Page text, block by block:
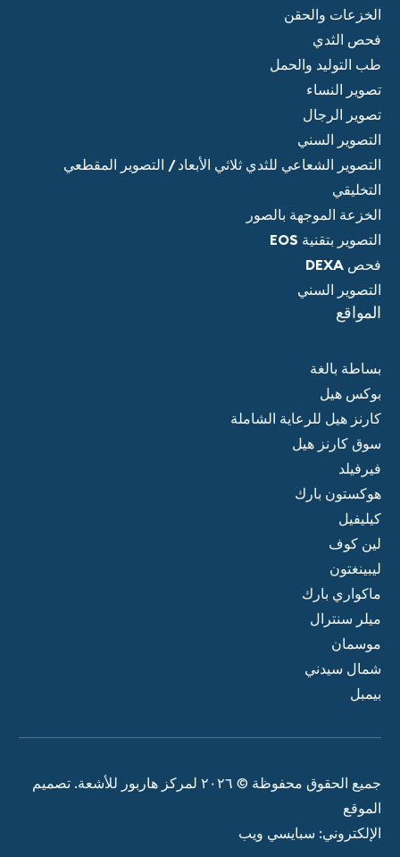
الخزعات والحقن
فحص الثدي
طب التوليد والحمل
تصوير النساء
تصوير الرجال
التصوير السني
التصوير الشعاعي للثدي ثلاثي الأبعاد / التصوير المقطعي
التخليقي
الخزعة الموجهة بالصور
التصوير بتقنية EOS
فحص DEXA
التصوير السني
المواقع
بساطة بالغة
بوكس هيل
كارنز هيل للرعاية الشاملة
سوق كارنز هيل
فيرفيلد
هوكستون بارك
كيليفيل
لين كوف
ليبينغتون
ماكواري بارك
ميلر سنترال
موسمان
شمال سيدني
بيمبل
جميع الحقوق محفوظة © ٢٠٢٦ لمركز هاربور للأشعة. تصميم
الموقع
الإلكتروني: سبايسي ويب